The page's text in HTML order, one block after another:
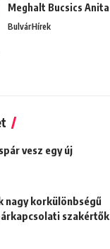
Meghalt Bucsics Anita
BulvárHírek
vesz egy új
nagy korkülönbségű
szakértők